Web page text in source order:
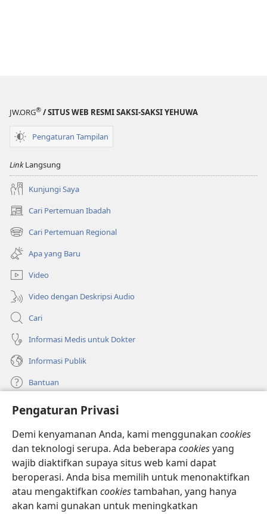
Pengaturan Privasi
Demi kenyamanan Anda, kami menggunakan cookies
dan teknologi serupa. Ada beberapa cookiesyang
wajib diaktifkan supaya situs web kami dapat
beroperasi. Anda bisa memilih untuk menonaktifkan
atau mengaktifkan cookiestambahan, yang hanya
akan kami gunakan untuk meningkatkan
JW.ORG® / SITUS WEB RESMI SAKSI-SAKSI YEHUWA
Pengaturan Tampilan
LinkLangsung
Kunjungi Saya
Cari Pertemuan Ibadah
(terbuka
di
window
baru)
Cari Pertemuan Regional
(terbuka
di
window
baru)
Apa yang Baru
Video
Video dengan Deskripsi Audio
Cari
Informasi Medis untuk Dokter
Informasi Publik
Bantuan
Sumbangan
(terbuka
di
window
baru)
PERPUSTAKAAN ONLINE Menara Pengawal
(terbuka
di
window
®
(terbuka
di
window
baru)
JW Library ®